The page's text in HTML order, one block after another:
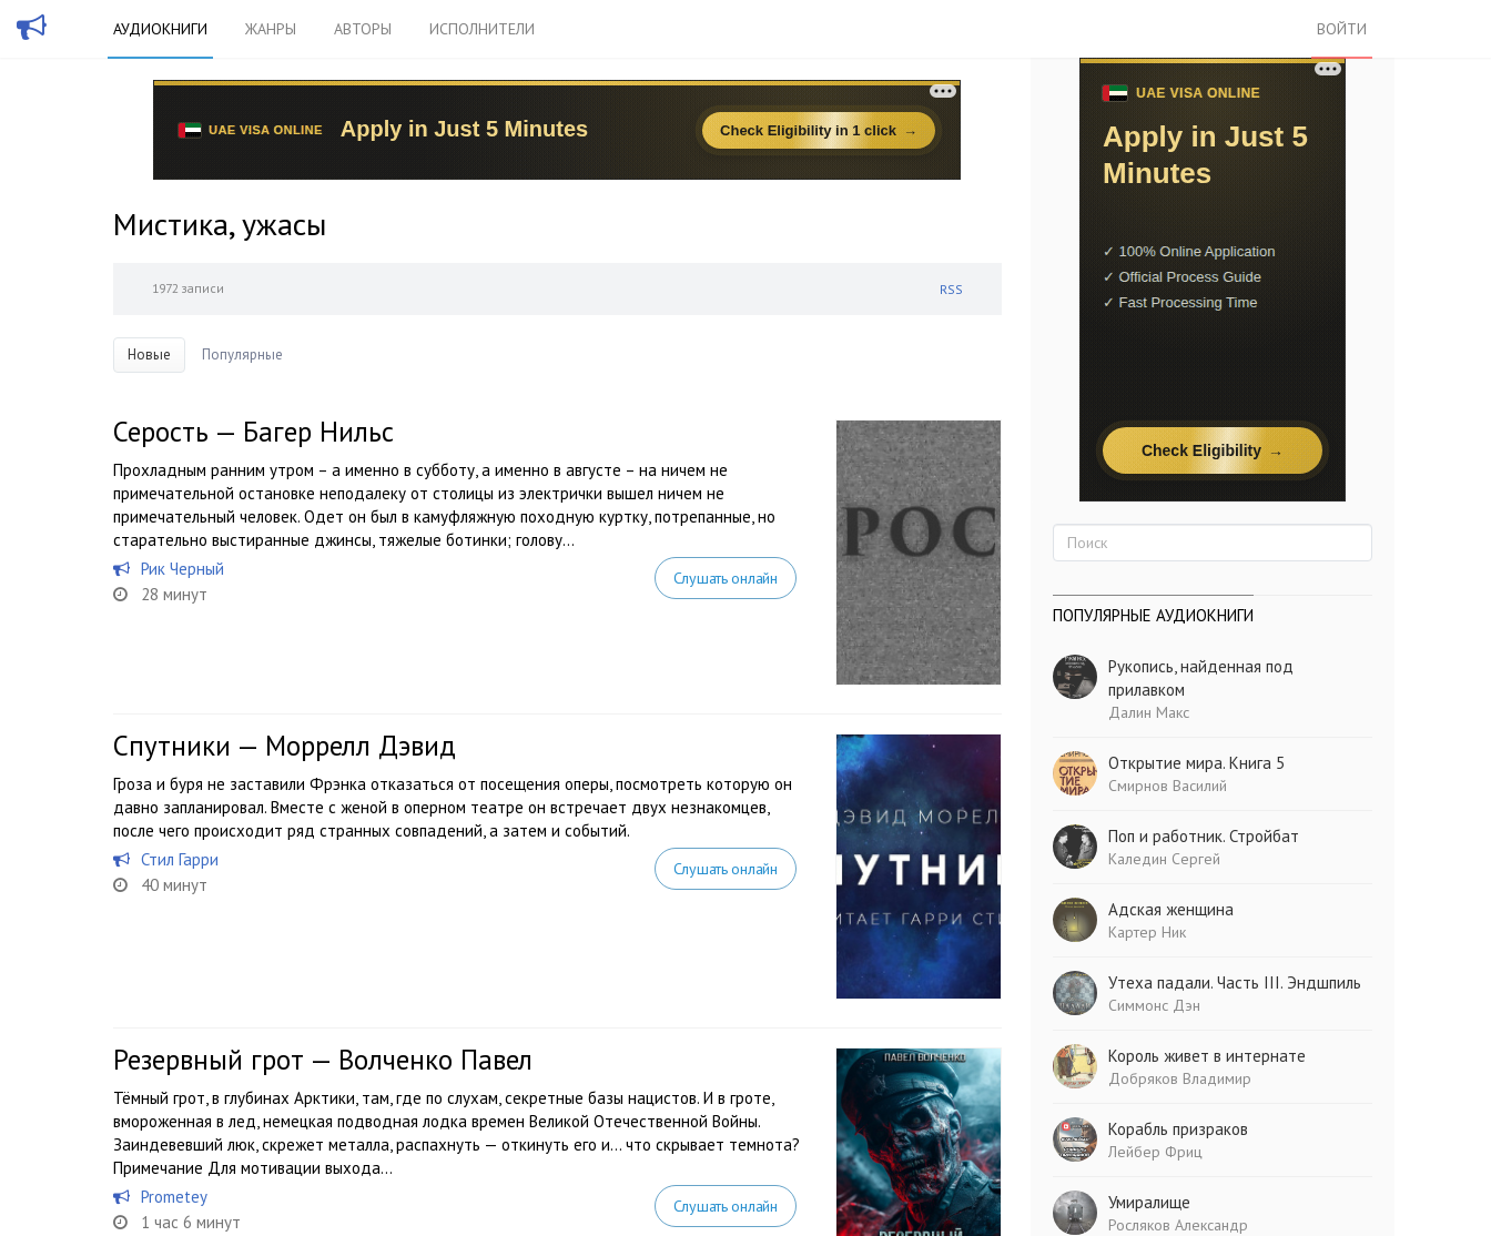
АУДИОКНИГИ ЖАНРЫ АВТОРЫ ИСПОЛНИТЕЛИ ВОЙТИ
Мистика, ужасы
1972 записи RSS
Новые Популярные
Серость — Багер Нильс
Прохладным ранним утром – а именно в субботу, а именно в августе – на ничем не
примечательной остановке неподалеку от столицы из электрички вышел ничем не
примечательный человек. Одет он был в камуфляжную походную куртку, потрепанные, но
старательно выстиранные джинсы, тяжелые ботинки; голову...
Рик Черный
28 минут
Слушать онлайн
Спутники — Моррелл Дэвид
Гроза и буря не заставили Фрэнка отказаться от посещения оперы, посмотреть которую он
давно запланировал. Вместе с женой в оперном театре он встречает двух незнакомцев,
после чего происходит ряд странных совпадений, а затем и событий.
Стил Гарри
40 минут
Слушать онлайн
Резервный грот — Волченко Павел
Тёмный грот, в глубинах Арктики, там, где по слухам, секретные базы нацистов. И в гроте,
вмороженная в лед, немецкая подводная лодка времен Великой Отечественной Войны.
Заиндевевший люк, скрежет металла, распахнуть — откинуть его и… что скрывает темнота?
Примечание Для мотивации выхода...
Prometey
1 час 6 минут
Слушать онлайн
ПОПУЛЯРНЫЕ АУДИОКНИГИ
Рукопись, найденная под
прилавком
Далин Макс
Открытие мира. Книга 5
Смирнов Василий
Поп и работник. Стройбат
Каледин Сергей
Адская женщина
Картер Ник
Утеха падали. Часть III. Эндшпиль
Симмонс Дэн
Король живет в интернате
Добряков Владимир
Корабль призраков
Лейбер Фриц
Умиралище
Росляков Александр